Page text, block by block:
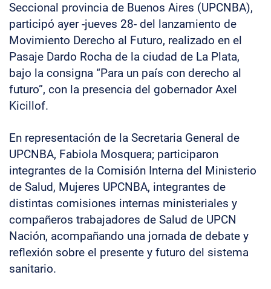
Seccional provincia de Buenos Aires (UPCNBA),
participó ayer -jueves 28- del lanzamiento de
Movimiento Derecho al Futuro, realizado en el
Pasaje Dardo Rocha de la ciudad de La Plata,
bajo la consigna “Para un país con derecho al
futuro”, con la presencia del gobernador Axel
Kicillof.
En representación de la Secretaria General de
UPCNBA, Fabiola Mosquera; participaron
integrantes de la Comisión Interna del Ministerio
de Salud, Mujeres UPCNBA, integrantes de
distintas comisiones internas ministeriales y
compañeros trabajadores de Salud de UPCN
Nación, acompañando una jornada de debate y
reflexión sobre el presente y futuro del sistema
sanitario.